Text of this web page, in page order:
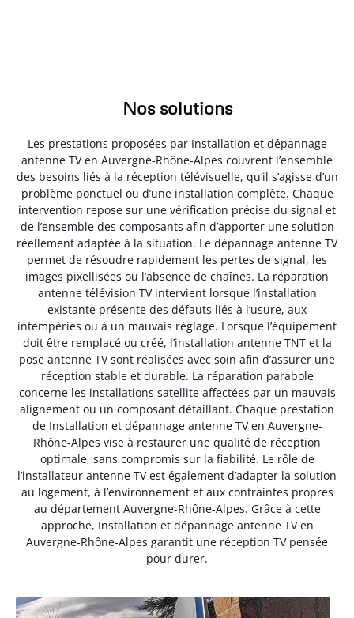
Nos solutions
Les prestations proposées par Installation et dépannage
antenne TV en Auvergne-Rhône-Alpes couvrent l’ensemble
des besoins liés à la réception télévisuelle, qu’il s’agisse d’un
problème ponctuel ou d’une installation complète. Chaque
intervention repose sur une vérification précise du signal et
de l’ensemble des composants afin d’apporter une solution
réellement adaptée à la situation. Le dépannage antenne TV
permet de résoudre rapidement les pertes de signal, les
images pixellisées ou l’absence de chaînes. La réparation
antenne télévision TV intervient lorsque l’installation
existante présente des défauts liés à l’usure, aux
intempéries ou à un mauvais réglage. Lorsque l’équipement
doit être remplacé ou créé, l’installation antenne TNT et la
pose antenne TV sont réalisées avec soin afin d’assurer une
réception stable et durable. La réparation parabole
concerne les installations satellite affectées par un mauvais
alignement ou un composant défaillant. Chaque prestation
de Installation et dépannage antenne TV en Auvergne-
Rhône-Alpes vise à restaurer une qualité de réception
optimale, sans compromis sur la fiabilité. Le rôle de
l’installateur antenne TV est également d’adapter la solution
au logement, à l’environnement et aux contraintes propres
au département Auvergne-Rhône-Alpes. Grâce à cette
approche, Installation et dépannage antenne TV en
Auvergne-Rhône-Alpes garantit une réception TV pensée
pour durer.